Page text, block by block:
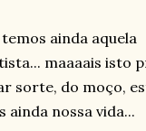
ainda aquela
maaaais isto
sorte, do moço,
nossa vida...